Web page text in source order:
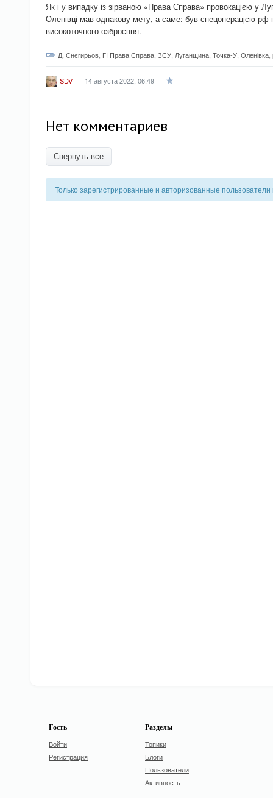
Як і у випадку із зірваною «Права Справа» провокацією у
Оленівці мав однакову мету, а саме: був спецоперацією рф
високоточного озброєння.
Д. Снєгирьов ГІ Права Справа ЗСУ Луганщина Точка-У Оленівка
SDV 14 августа 2022, 06:49
Нет комментариев
Свернуть все
Только зарегистрированные и авторизованные
Гость
Войти
Регистрация
Разделы
Топики
Блоги
Пользователи
Активность